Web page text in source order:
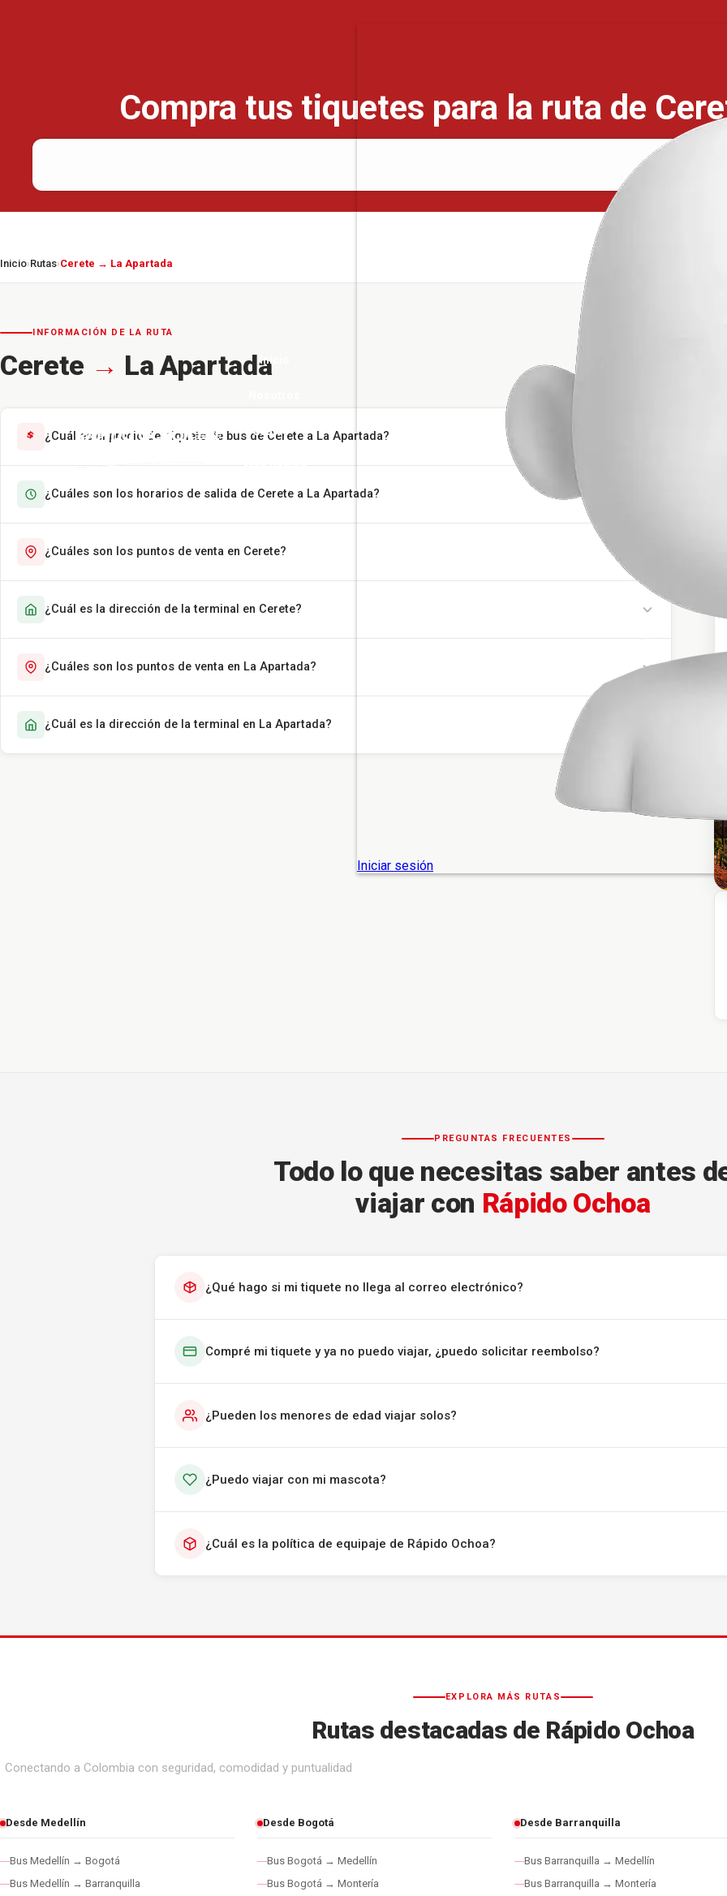
Inicio
Pasajes
Compra tus tiquetes para la ruta de
Inicio›Rutas›Cerete → La Apartada
INFORMACIÓN DE LA RUTA
Cerete → La Apartada
¿Cuál es el precio del tiquete de bus de Cerete a La Apartada?
¿Cuáles son los horarios de salida de Cerete a La Apartada?
¿Cuáles son los puntos de venta en Cerete?
¿Cuál es la dirección de la terminal en Cerete?
¿Cuáles son los puntos de venta en La Apartada?
¿Cuál es la dirección de la terminal en La Apartada?
PREGUNTAS FRECUENTES
Todo lo que necesitas saber antes
viajar con Rápido Ochoa
¿Qué hago si mi tiquete no llega al correo electrónico?
Compré mi tiquete y ya no puedo viajar, ¿puedo solicitar reembolso?
¿Pueden los menores de edad viajar solos?
¿Puedo viajar con mi mascota?
¿Cuál es la política de equipaje de Rápido Ochoa?
EXPLORA MÁS RUTAS
Rutas destacadas de Rápido Ochoa
Conectando a Colombia con seguridad, comodidad y puntualidad
Desde Medellín
Bus Medellín → Bogotá
Bus Medellín → Barranquilla
Desde Bogotá
Bus Bogotá → Medellín
Bus Bogotá → Montería
Desde Barranquilla
Bus Barranquilla → Medellín
Bus Barranquilla → Montería